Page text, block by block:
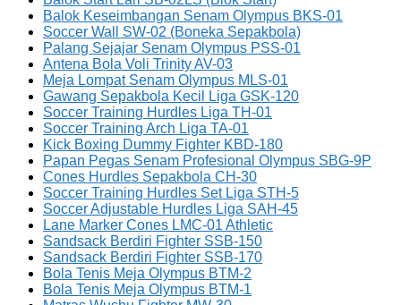
Balok Keseimbangan Senam Olympus BKS-01
Soccer Wall SW-02 (Boneka Sepakbola)
Palang Sejajar Senam Olympus PSS-01
Antena Bola Voli Trinity AV-03
Meja Lompat Senam Olympus MLS-01
Gawang Sepakbola Kecil Liga GSK-120
Soccer Training Hurdles Liga TH-01
Soccer Training Arch Liga TA-01
Kick Boxing Dummy Fighter KBD-180
Papan Pegas Senam Profesional Olympus SBG-9P
Cones Hurdles Sepakbola CH-30
Soccer Training Hurdles Set Liga STH-5
Soccer Adjustable Hurdles Liga SAH-45
Lane Marker Cones LMC-01 Athletic
Sandsack Berdiri Fighter SSB-150
Sandsack Berdiri Fighter SSB-170
Bola Tenis Meja Olympus BTM-2
Bola Tenis Meja Olympus BTM-1